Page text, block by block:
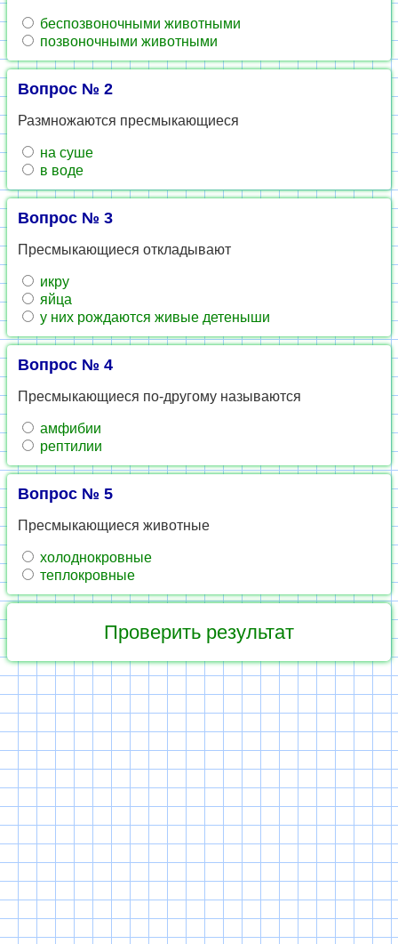
беспозвоночными животными
позвоночными животными
Вопрос № 2
Размножаются пресмыкающиеся
на суше
в воде
Вопрос № 3
Пресмыкающиеся откладывают
икру
яйца
у них рождаются живые детеныши
Вопрос № 4
Пресмыкающиеся по-другому называются
амфибии
рептилии
Вопрос № 5
Пресмыкающиеся животные
холоднокровные
теплокровные